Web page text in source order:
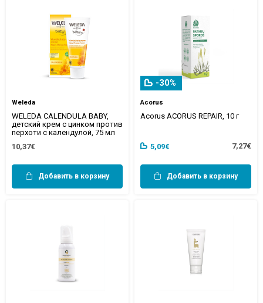
Weleda
WELEDA CALENDULA BABY,
детский крем с цинком против
перхоти с календулой, 75 мл
10,37€
Добавить в корзину
-30%
Acorus
Acorus ACORUS REPAIR, 10 г
5,09€ 7,27€
Добавить в корзину